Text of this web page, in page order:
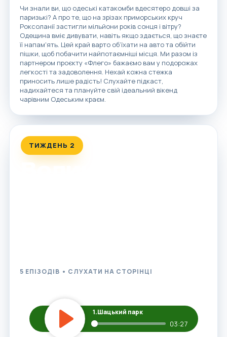
Чи знали ви, що одеські катакомби вдесятеро довші за
паризькі? А про те, що на зрізах приморських круч
Роксоланії застигли мільйони років сонця і вітру?
Одещина вміє дивувати, навіть якщо здається, що знаєте
її напам'ять. Цей край варто об’їхати на авто та обійти
пішки, щоб побачити найпотаємніші місця. Ми разом із
партнером проєкту «Флего» бажаємо вам у подорожах
легкості та задоволення. Нехай кожна стежка
приносить лише радість! Слухайте підкаст,
надихайтеся та плануйте свій ідеальний вікенд
чарівним Одеським краєм.
ТИЖДЕНЬ 2
Волинь
5 ЕПІЗОДІВ • СЛУХАТИ НА СТОРІНЦІ
1.Шацький парк⁠
03:27